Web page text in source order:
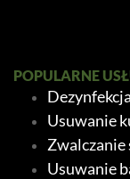
POPULARNE
Dezynfekcja
Usuwanie
Zwalczanie
Usuwanie